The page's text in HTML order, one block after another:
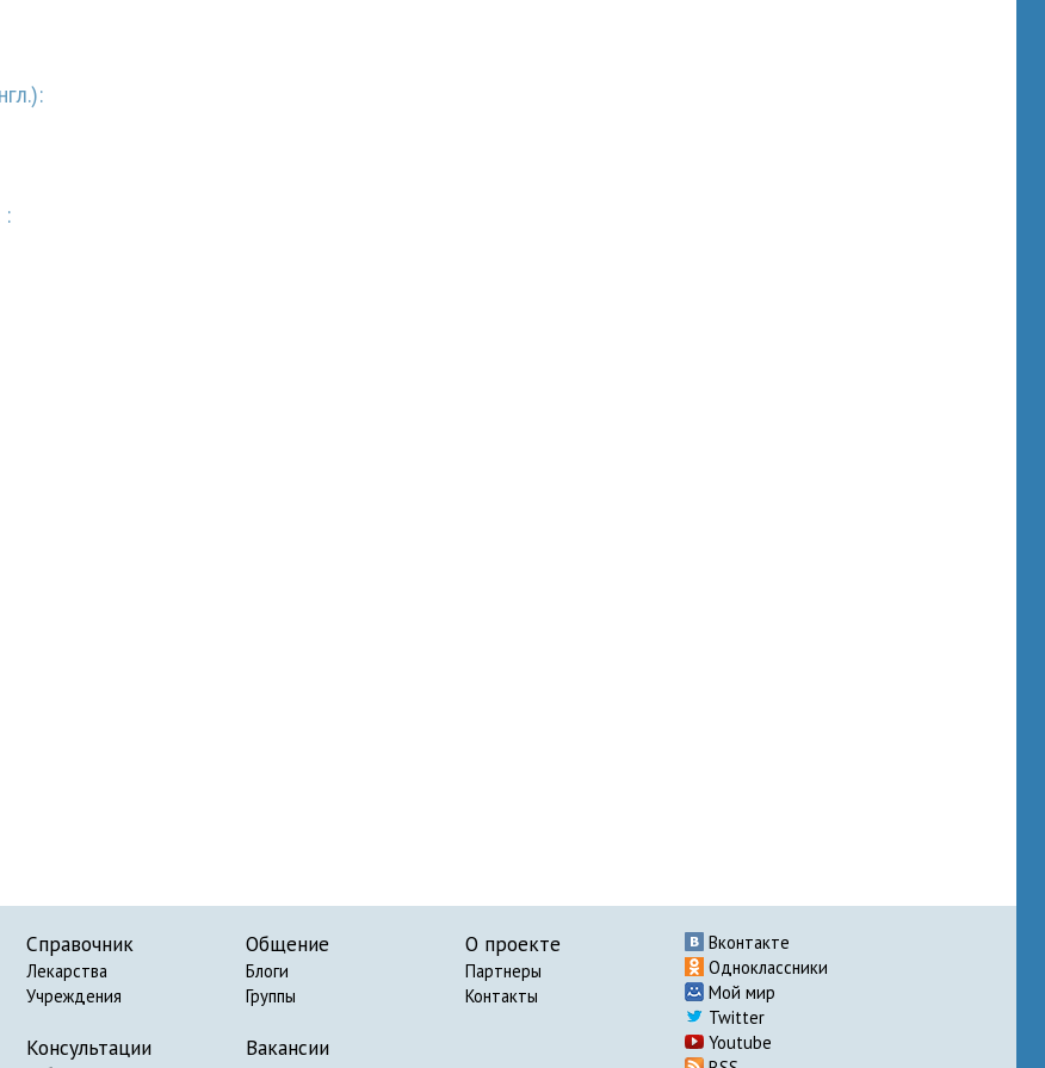
:
Справочник
Лекарства
Учреждения
Консультации
Общение
Блоги
Группы
Вакансии
О проекте
Партнеры
Контакты
Вконтакте
Одноклассники
Мой мир
Twitter
Youtube